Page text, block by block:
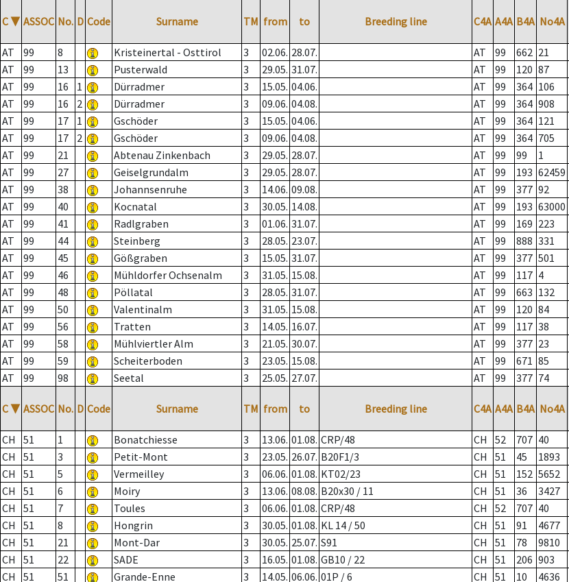
C ▼ ASSOC No. D Code Surname TM from to Breeding line C4A A4A B4A No4A
AT
99 8 Kristeinertal - Osttirol 3 02.06. 28.07. AT 99 662 21
AT
99 13 Pusterwald 3 29.05. 31.07. AT 99 120 87
AT
99 16 1 Dürradmer 3 15.05. 04.06. AT 99 364 106
AT
99 16 2 Dürradmer 3 09.06. 04.08. AT 99 364 908
AT
99 17 1 Gschöder 3 15.05. 04.06. AT 99 364 121
AT
99 17 2 Gschöder 3 09.06. 04.08. AT 99 364 705
AT
99 21 Abtenau Zinkenbach 3 29.05. 28.07. AT 99 99 1
AT
99 27 Geiselgrundalm 3 29.05. 28.07. AT 99 193 62459
AT
99 38 Johannsenruhe 3 14.06. 09.08. AT 99 377 92
AT
99 40 Kocnatal 3 30.05. 14.08. AT 99 193 63000
AT
99 41 Radlgraben 3 01.06. 31.07. AT 99 169 223
AT
99 44 Steinberg 3 28.05. 23.07. AT 99 888 331
AT
99 45 Gößgraben 3 15.05. 31.07. AT 99 377 501
AT
99 46 Mühldorfer Ochsenalm 3 31.05. 15.08. AT 99 117 4
AT
99 48 Pöllatal 3 28.05. 31.07. AT 99 663 132
AT
99 50 Valentinalm 3 31.05. 15.08. AT 99 120 84
AT
99 56 Tratten 3 14.05. 16.07. AT 99 117 38
AT
99 58 Mühlviertler Alm 3 21.05. 30.07. AT 99 377 23
AT
99 59 Scheiterboden 3 23.05. 15.08. AT 99 671 85
AT
99 98 Seetal 3 25.05. 27.07. AT 99 377 74
C ▼ ASSOC No. D Code Surname TM from to Breeding line C4A A4A B4A No4A
CH
51 1 Bonatchiesse 3 13.06. 01.08. CRP/48 CH 52 707 40
CH
51 3 Petit-Mont 3 23.05. 26.07. B20F1/3 CH 51 45 1893
CH
51 5 Vermeilley 3 06.06. 01.08. KT02/23 CH 51 152 5652
CH
51 6 Moiry 3 13.06. 08.08. B20x30 / 11 CH 51 36 3427
CH
51 7 Toules 3 06.06. 01.08. CRP/48 CH 52 707 40
CH
51 8 Hongrin 3 30.05. 01.08. KL 14 / 50 CH 51 91 4677
CH
51 21 Mont-Dar 3 30.05. 25.07. S91 CH 51 78 9810
CH
51 22 SADE 3 16.05. 01.08. GB10 / 22 CH 51 206 903
CH
51 51 Grande-Enne 3 14.05. 06.06. 01P / 6 CH 51 10 4636